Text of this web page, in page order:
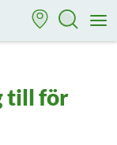
till för